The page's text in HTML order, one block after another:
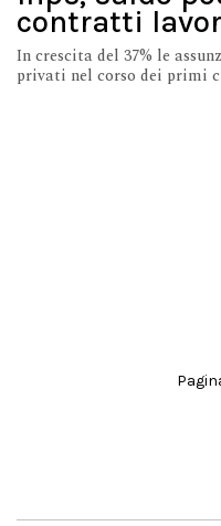
contratti
In crescita del 37% le
privati nel corso dei primi